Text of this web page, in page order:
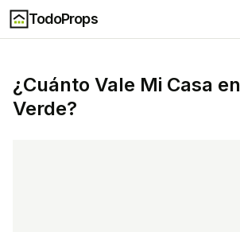
TodoProps
¿Cuánto Vale Mi Casa en
Verde?